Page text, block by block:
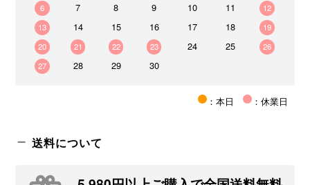
6
7 8 9 10 11
12
13
14 15 16 17 18
19
20
21 22 23 24 25
26
27
28 29 30
：本日 ：休業日
送料について